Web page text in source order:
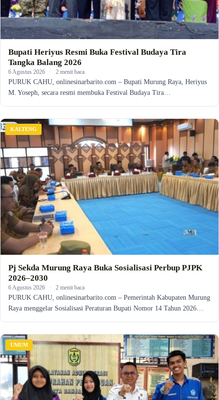
Bupati Heriyus Resmi Buka Festival Budaya Tira
Tangka Balang 2026
6 Agustus 2026 · 2 menit baca
PURUK CAHU, onlinesinarbarito.com – Bupati Murung Raya, Heriyus
M. Yoseph, secara resmi membuka Festival Budaya Tira…
KALTENG
Pj Sekda Murung Raya Buka Sosialisasi Perbup PJPK
2026–2030
6 Agustus 2026 · 2 menit baca
PURUK CAHU, onlinesinarbarito.com – Pemerintah Kabupaten Murung
Raya menggelar Sosialisasi Peraturan Bupati Nomor 14 Tahun 2026…
UMUM